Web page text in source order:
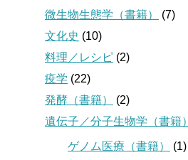
微生物生態学（書籍）
(7)
文化史 (10)
料理／レシピ (2)
疫学 (22)
発酵（書籍）
(2)
遺伝子／分子生物学（書籍）
ゲノム医療（書籍）
(1)